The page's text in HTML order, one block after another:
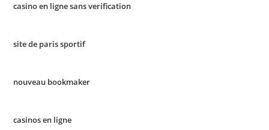
casino en ligne sans verification
site de paris sportif
nouveau bookmaker
casinos en ligne